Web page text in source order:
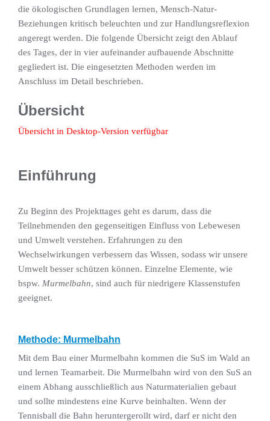
die ökologischen Grundlagen lernen, Mensch-Natur-
Beziehungen kritisch beleuchten und zur Handlungsreflexion
angeregt werden. Die folgende Übersicht zeigt den Ablauf
des Tages, der in vier aufeinander aufbauende Abschnitte
gegliedert ist. Die eingesetzten Methoden werden im
Anschluss im Detail beschrieben.
Übersicht
Übersicht in Desktop-Version verfügbar
Einführung
Zu Beginn des Projekttages geht es darum, dass die
Teilnehmenden den gegenseitigen Einfluss von Lebewesen
und Umwelt verstehen. Erfahrungen zu den
Wechselwirkungen verbessern das Wissen, sodass wir unsere
Umwelt besser schützen können. Einzelne Elemente, wie
bspw. Murmelbahn, sind auch für niedrigere Klassenstufen
geeignet.
Methode: Murmelbahn
Mit dem Bau einer Murmelbahn kommen die SuS im Wald an
und lernen Teamarbeit. Die Murmelbahn wird von den SuS an
einem Abhang ausschließlich aus Naturmaterialien gebaut
und sollte mindestens eine Kurve beinhalten. Wenn der
Tennisball die Bahn heruntergerollt wird, darf er nicht den